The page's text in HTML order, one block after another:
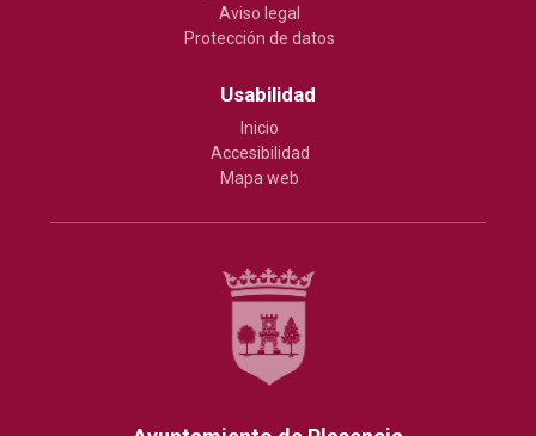
Aviso legal
Protección de datos
Usabilidad
Inicio
Accesibilidad
Mapa web